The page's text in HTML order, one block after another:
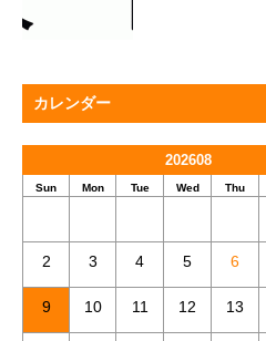
カレンダー
202608
Sun Mon Tue Wed Thu
2 3 4 5 6
9 10 11 12 13